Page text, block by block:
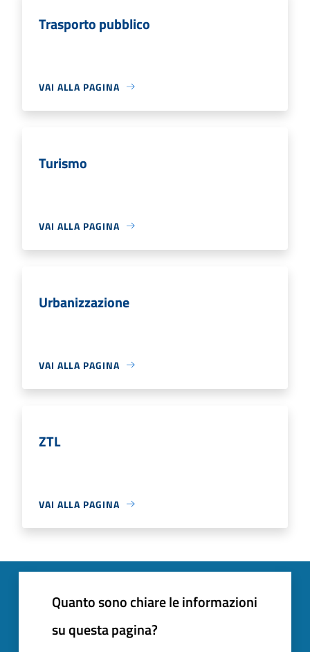
Trasporto pubblico
VAI ALLA PAGINA
Turismo
VAI ALLA PAGINA
Urbanizzazione
VAI ALLA PAGINA
ZTL
VAI ALLA PAGINA
Quanto sono chiare le informazioni
su questa pagina?